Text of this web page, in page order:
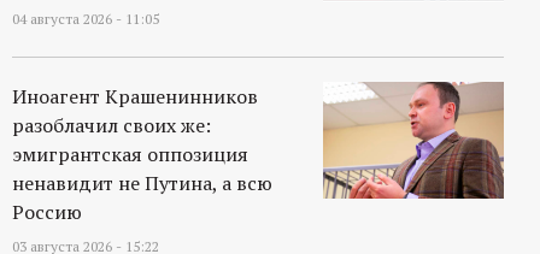
04 августа 2026 - 11:05
Иноагент Крашенинников
разоблачил своих же:
эмигрантская оппозиция
ненавидит не Путина, а всю
Россию
03 августа 2026 - 15:22